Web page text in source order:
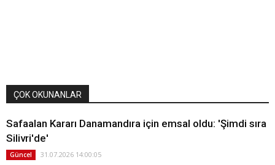
ÇOK OKUNANLAR
Safaalan Kararı Danamandıra için emsal oldu: 'Şimdi sıra
Silivri'de'
Güncel 31.07.2026 14:00:05